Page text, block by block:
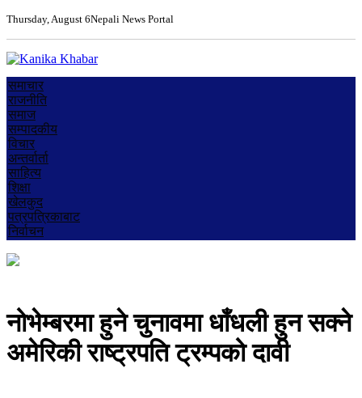
Thursday, August 6Nepali News Portal
समाचार
राजनीति
समाज
सम्पादकीय
विचार
अन्तर्वार्ता
साहित्य
शिक्षा
खेलकुद
पत्रपत्रिकाबाट
निर्वाचन
नोभेम्बरमा हुने चुनावमा धाँधली हुन सक्ने
अमेरिकी राष्ट्रपति ट्रम्पको दावी